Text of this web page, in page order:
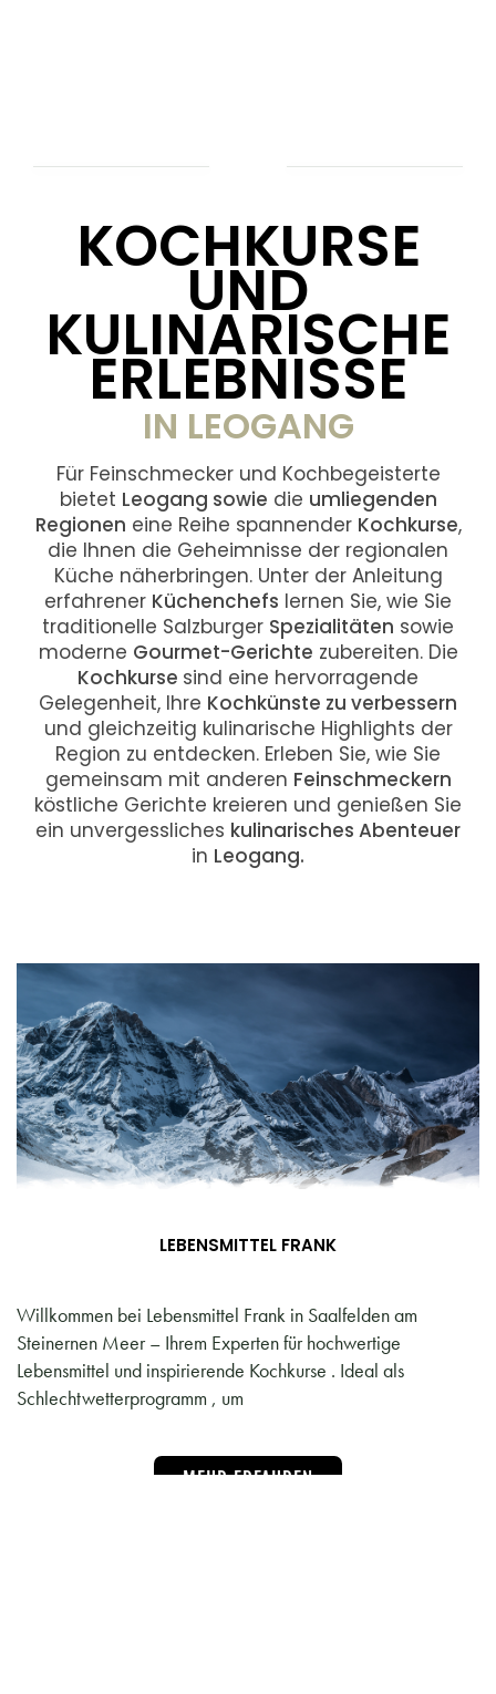
KOCHKURSE
UND
KULINARISCHE
ERLEBNISSE
IN LEOGANG
Für Feinschmecker und Kochbegeisterte
bietet Leogang sowie die umliegenden
Regionen eine Reihe spannender Kochkurse,
die Ihnen die Geheimnisse der regionalen
Küche näherbringen. Unter der Anleitung
erfahrener Küchenchefs lernen Sie, wie Sie
traditionelle Salzburger Spezialitäten sowie
moderne Gourmet-Gerichte zubereiten. Die
Kochkurse sind eine hervorragende
Gelegenheit, Ihre Kochkünste zu verbessern
und gleichzeitig kulinarische Highlights der
Region zu entdecken. Erleben Sie, wie Sie
gemeinsam mit anderen Feinschmeckern
köstliche Gerichte kreieren und genießen Sie
ein unvergessliches kulinarisches Abenteuer
in Leogang.
LEBENSMITTEL FRANK
Willkommen bei Lebensmittel Frank in Saalfelden am
Steinernen Meer – Ihrem Experten für hochwertige
Lebensmittel und inspirierende Kochkurse . Ideal als
Schlechtwetterprogramm , um
MEHR ERFAHREN